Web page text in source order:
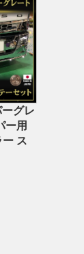
グレ
ー用
ス